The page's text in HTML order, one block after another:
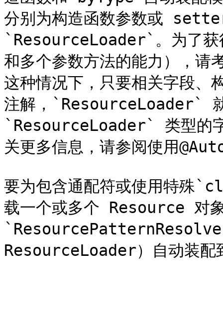
分别为构造函数参数或
`ResourceLoader`。为了获
和多个参数方法的能力），请
这种情况下，只要相关字段
注解，`ResourceLoader`
`ResourceLoader` 类型的字
关更多信息，请参阅使用
要为包含通配符或使用特殊
载一个或多个 Resource 对